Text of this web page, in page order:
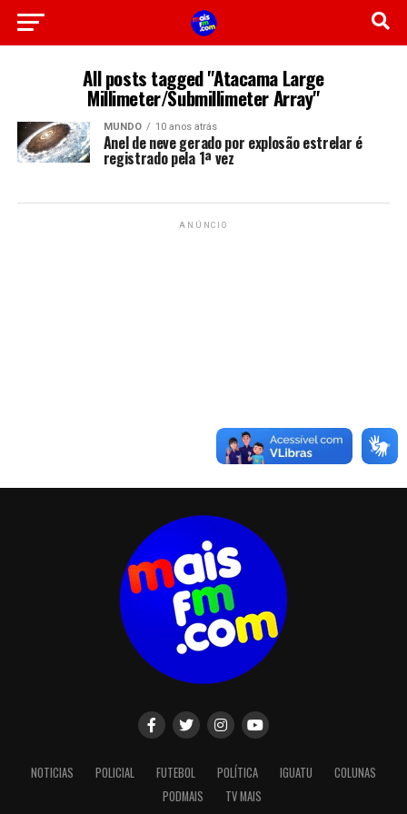
All posts tagged "Atacama Large
Millimeter/Submillimeter Array"
MUNDO 10 anos atrás
Anel de neve gerado por explosão estrelar é
registrado pela 1ª vez
ANÚNCIO
NOTICIAS POLICIAL FUTEBOL POLÍTICA IGUATU
COLUNAS
PODMAIS
TV MAIS